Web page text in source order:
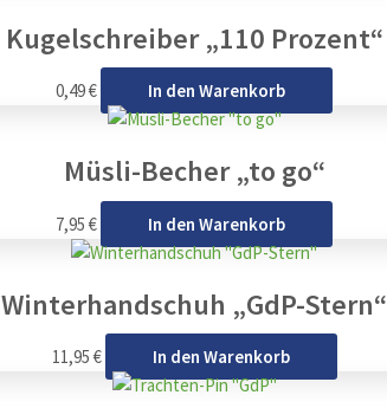
Kugelschreiber „110 Prozent“
0,49€ In den Warenkorb
Müsli-Becher „to go“
7,95 € In den Warenkorb
Winterhandschuh „GdP-Stern“
11,95 € In den Warenkorb